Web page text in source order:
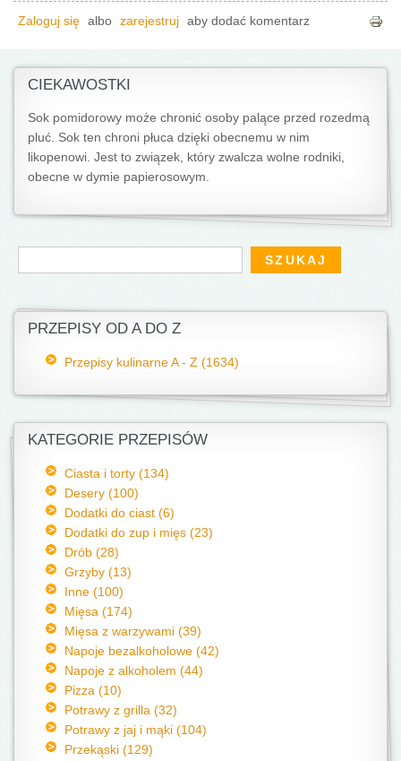
Zaloguj się albo zarejestruj aby dodać komentarz
CIEKAWOSTKI
Sok pomidorowy może chronić osoby palące przed rozedmą
pluć. Sok ten chroni płuca dzięki obecnemu w nim
likopenowi. Jest to związek, który zwalcza wolne rodniki,
obecne w dymie papierosowym.
Formularz wyszukiwania
Szukaj
PRZEPISY OD A DO Z
Przepisy kulinarne A - Z (1634)
KATEGORIE PRZEPISÓW
Ciasta i torty (134)
Desery (100)
Dodatki do ciast (6)
Dodatki do zup i mięs (23)
Drób (28)
Grzyby (13)
Inne (100)
Mięsa (174)
Mięsa z warzywami (39)
Napoje bezalkoholowe (42)
Napoje z alkoholem (44)
Pizza (10)
Potrawy z grilla (32)
Potrawy z jaj i mąki (104)
Przekąski (129)